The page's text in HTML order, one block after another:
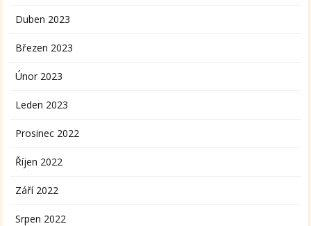
Duben 2023
Březen 2023
Únor 2023
Leden 2023
Prosinec 2022
Říjen 2022
Září 2022
Srpen 2022